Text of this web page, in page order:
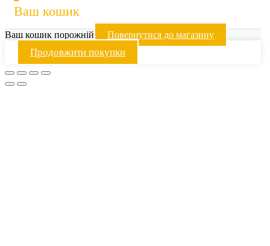
Ваш кошик
Ваш кошик порожній Повернутися до магазину
Продовжити покупки